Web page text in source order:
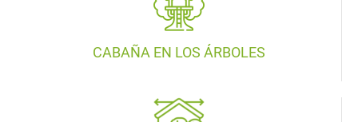
CABAÑA EN LOS ÁRBOLES